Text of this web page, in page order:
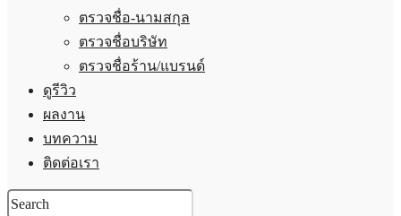
ตรวจชื่อ-นามสกุล
ตรวจชื่อบริษัท
ตรวจชื่อร้าน/แบรนด์
ดูรีวิว
ผลงาน
บทความ
ติดต่อเรา